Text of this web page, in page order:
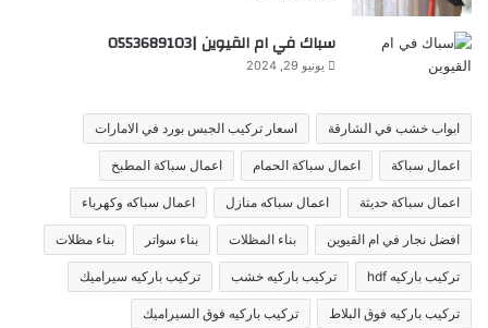
سباك في ام القيوين |0553689103
يونيو 29, 2024
ابواب خشب في الشارقة اسعار تركيب الجبس بورد في الامارات
اعمال سباكة اعمال سباكة الحمام اعمال سباكة المطبخ
اعمال سباكة حديثة اعمال سباكه منازل اعمال سباكه وكهرباء
افضل نجار في ام القيوين بناء المظلات بناء سواتر بناء مظلات
تركيب باركيه hdf تركيب باركيه خشب تركيب باركيه سيراميك
تركيب باركيه فوق البلاط تركيب باركيه فوق السيراميك